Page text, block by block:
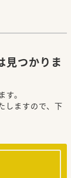
見つかりま
。
しますので、下